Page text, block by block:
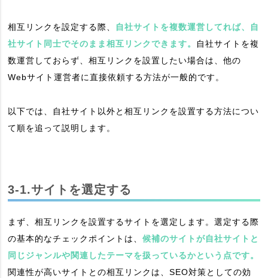
相互リンクを設定する際、
自社サイトを複数運営してれば、自
社サイト同士でそのまま相互リンクできます。
自社サイトを複
数運営しておらず、相互リンクを設置したい場合は、他の
Webサイト運営者に直接依頼する方法が一般的です。
以下では、自社サイト以外と相互リンクを設置する方法につい
て順を追って説明します。
3-1.サイトを選定する
まず、相互リンクを設置するサイトを選定します。選定する際
の基本的なチェックポイントは、候補のサイトが自社サイトと
同じジャンルや関連したテーマを扱っているかという点です。
関連性が高いサイトとの相互リンクは、SEO対策としての効